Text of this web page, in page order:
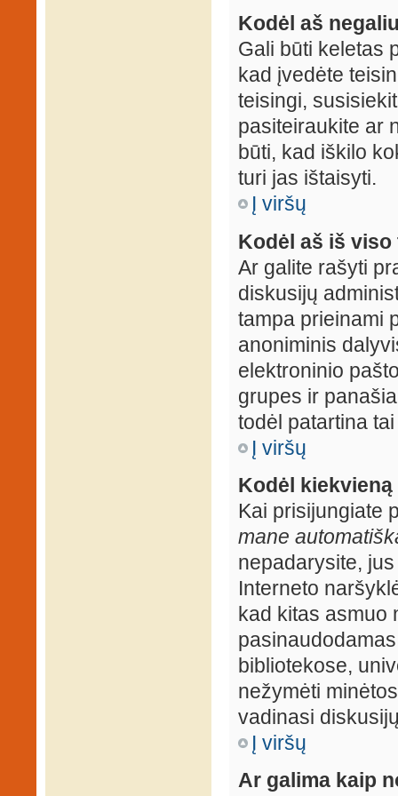
Kodėl aš
Gali būti keletas
kad įvedėte
teisingi,
pasiteiraukite ar
būti, kad iškilo
turi jas ištaisyti.
Į viršų
Kodėl aš iš
Ar galite rašyti
diskusijų
tampa prieinami
anoniminis
elektroninio
grupes ir
todėl patartina
Į viršų
Kodėl
Kai prisijungiate
mane
nepadarysite,
Interneto
kad kitas asmuo
bibliotekose,
nežymėti
vadinasi
Į viršų
Ar galima kaip